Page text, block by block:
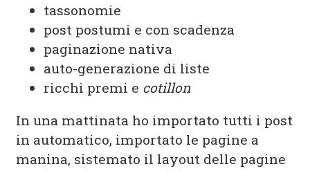
tassonomie
post postumi e con scadenza
paginazione nativa
auto-generazione di liste
ricchi premi e cotillon
In una mattinata ho importato tutti i post
in automatico, importato le pagine a
manina, sistemato il layout delle pagine